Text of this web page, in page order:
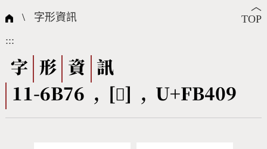
國際字碼相關組織
筆畫查詢
筆順序查詢
CNS查詢 Unicode查詢
全字庫授權 轉碼Web Service
個人電腦造字處理工具
字形下載
問題集
熱門查詢統計
︿
TOP
\ 字形資訊
:::
字 形 資
訊
11-6B76 , [󻐉] , U+FB409